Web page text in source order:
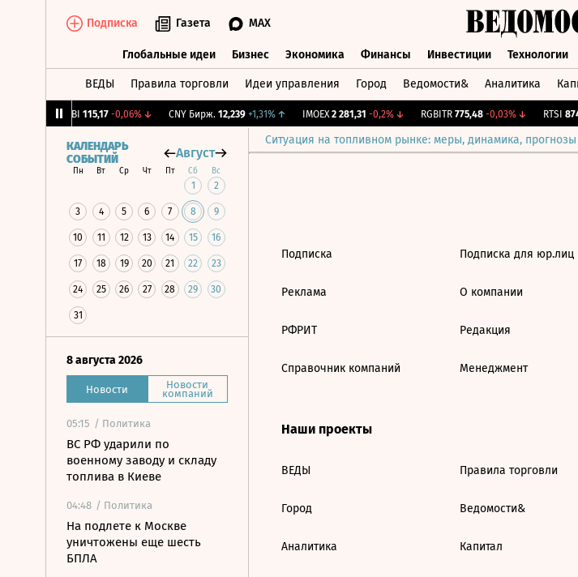
Подписка Газета MAX
Глобальные идеи Бизнес Экономика Финансы Инвестиции Технологии
ВЕДЫ Правила торговли Идеи управления Город Ведомости& Аналитика
115,17 -0,06%↓ CNY Бирж. 12,239 +1,31%↑ IMOEX 2 281,31 -0,2%↓ RGBITR 775,48 -0,03%↓ RTSI
Ситуация на топливном рынке: меры, динамика, прогнозы
КАЛЕНДАРЬ
СОБЫТИЙ
Август
Пн Вт Ср Чт Пт Сб Вс
1 2
3 4 5 6 7 8 9
10 11 12 13 14 15 16
17 18 19 20 21 22 23
24 25 26 27 28 29 30
31
8 августа 2026
Новости Новости
компаний
05:15 / Политика
ВС РФ ударили по
военному заводу и складу
топлива в Киеве
04:48 / Политика
На подлете к Москве
уничтожены еще шесть
БПЛА
Подписка
Реклама
РФРИТ
Справочник компаний
Подписка для юр.лиц
О компании
Редакция
Менеджмент
Наши проекты
ВЕДЫ
Город
Аналитика
Правила торговли
Ведомости&
Капитал